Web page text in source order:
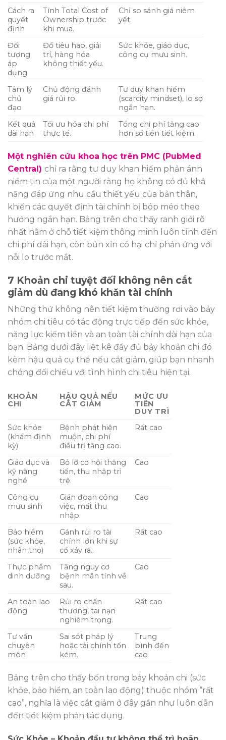
Cách ra
quyết
định
Tính Total Cost of
Ownership trước
khi mua.
Chỉ so sánh giá niêm
yết.
Đối
tượng
áp
dụng
Đồ tiêu hao, giải
trí, hàng hóa
không thiết yếu.
Sức khỏe, giáo dục,
công cụ mưu sinh.
Tâm lý
chủ
đạo
Chủ động đánh
giá rủi ro.
Tư duy khan hiếm
(scarcity mindset), lo sợ
ngắn hạn.
Kết quả
dài hạn
Tối ưu hóa chi phí
thực tế.
Tổng chi phí tăng cao
hơn số tiền tiết kiệm.
Một nghiên cứu khoa học trên PMC (PubMed
Central) chỉ ra rằng tư duy khan hiếm phản ánh
niềm tin của một người rằng họ không có đủ khả
năng đáp ứng nhu cầu thiết yếu của bản thân,
khiến các quyết định tài chính bị bóp méo theo
hướng ngắn hạn. Bảng trên cho thấy ranh giới rõ
nhất nằm ở chỗ tiết kiệm thông minh luôn tính đến
chi phí dài hạn, còn bủn xỉn có hại chỉ phản ứng với
nỗi lo trước mắt.
7 Khoản chi tuyệt đối không nên cắt
giảm dù đang khó khăn tài chính
Những thứ không nên tiết kiệm thường rơi vào bảy
nhóm chi tiêu có tác động trực tiếp đến sức khỏe,
năng lực kiếm tiền và an toàn tài chính dài hạn của
bạn. Bảng dưới đây liệt kê đầy đủ bảy khoản chi đó
kèm hậu quả cụ thể nếu cắt giảm, giúp bạn nhanh
chóng đối chiếu với tình hình chi tiêu hiện tại.
KHOẢN
CHI
HẬU QUẢ NẾU
CẮT GIẢM
MỨC ƯU
TIÊN
DUY TRÌ
Sức khỏe
(khám định
kỳ)
Bệnh phát hiện
muộn, chi phí
điều trị tăng cao.
Rất cao
Giáo dục và
kỹ năng
nghề
Bỏ lỡ cơ hội thăng
tiến, thu nhập trì
trệ.
Cao
Công cụ
mưu sinh
Gián đoạn công
việc, mất thu
nhập.
Cao
Bảo hiểm
(sức khỏe,
nhân thọ)
Gánh rủi ro tài
chính lớn khi sự
cố xảy ra..
Rất cao
Thực phẩm
dinh dưỡng
Tăng nguy cơ
bệnh mãn tính về
sau.
Cao
An toàn lao
động
Rủi ro chấn
thương, tai nạn
nghiêm trọng.
Rất cao
Tư vấn
chuyên
môn
Sai sót pháp lý
hoặc tài chính tốn
kém.
Trung
bình đến
cao
Bảng trên cho thấy bốn trong bảy khoản chi (sức
khỏe, bảo hiểm, an toàn lao động) thuộc nhóm “rất
cao”, nghĩa là việc cắt giảm ở đây gần như luôn dẫn
đến tiết kiệm phản tác dụng.